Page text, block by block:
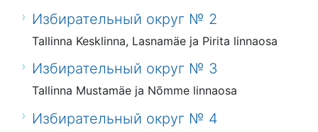
Избирательный округ № 2
Tallinna Kesklinna, Lasnamäe ja Pirita linnaosa
Избирательный округ № 3
Tallinna Mustamäe ja Nõmme linnaosa
Избирательный округ № 4